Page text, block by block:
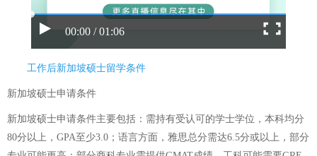
00:00 / 01:06
工作后新加坡硕士留学条件
新加坡硕士申请条件
新加坡硕士申请条件主要包括：需持有受认可的学士学位，本科均分
80分以上，GPA至少3.0；语言方面，雅思总分需达6.5分或以上，部分